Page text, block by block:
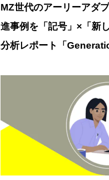
MZ世代のアーリーアダ
進事例を「記号」×「新
分析レポート「